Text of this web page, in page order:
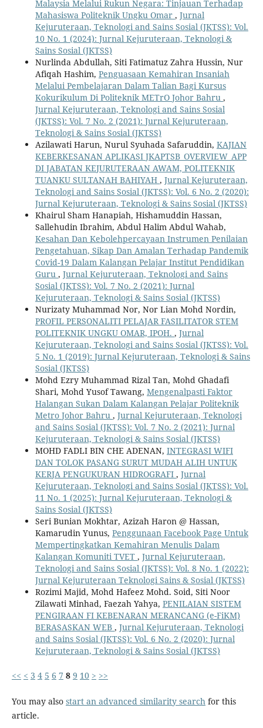
Malaysia Melalui Rukun Negara: Tinjauan Terhadap
Mahasiswa Politeknik Ungku Omar , Jurnal
Kejuruteraan, Teknologi and Sains Sosial (JKTSS): Vol.
10 No. 1 (2024): Jurnal Kejuruteraan, Teknologi &
Sains Sosial (JKTSS)
Nurlinda Abdullah, Siti Fatimatuz Zahra Hussin, Nur
Afiqah Hashim, Penguasaan Kemahiran Insaniah
Melalui Pembelajaran Dalam Talian Bagi Kursus
Kokurikulum Di Politeknik METrO Johor Bahru ,
Jurnal Kejuruteraan, Teknologi and Sains Sosial
(JKTSS): Vol. 7 No. 2 (2021): Jurnal Kejuruteraan,
Teknologi & Sains Sosial (JKTSS)
Azilawati Harun, Nurul Syuhada Safaruddin, KAJIAN
KEBERKESANAN APLIKASI JKAPTSB_OVERVIEW_APP
DI JABATAN KEJURUTERAAN AWAM, POLITEKNIK
TUANKU SULTANAH BAHIYAH , Jurnal Kejuruteraan,
Teknologi and Sains Sosial (JKTSS): Vol. 6 No. 2 (2020):
Jurnal Kejuruteraan, Teknologi & Sains Sosial (JKTSS)
Khairul Sham Hanapiah, Hishamuddin Hassan,
Sallehudin Ibrahim, Abdul Halim Abdul Wahab,
Kesahan Dan Kebolehpercayaan Instrumen Penilaian
Pengetahuan, Sikap Dan Amalan Terhadap Pandemik
Covid-19 Dalam Kalangan Pelajar Institut Pendidikan
Guru , Jurnal Kejuruteraan, Teknologi and Sains
Sosial (JKTSS): Vol. 7 No. 2 (2021): Jurnal
Kejuruteraan, Teknologi & Sains Sosial (JKTSS)
Nurizaty Muhammad Nor, Nor Lian Mohd Nordin,
PROFIL PERSONALITI PELAJAR FASILITATOR STEM
POLITEKNIK UNGKU OMAR, IPOH. , Jurnal
Kejuruteraan, Teknologi and Sains Sosial (JKTSS): Vol.
5 No. 1 (2019): Jurnal Kejuruteraan, Teknologi & Sains
Sosial (JKTSS)
Mohd Ezry Muhammad Rizal Tan, Mohd Ghadafi
Shari, Mohd Yusof Tawang, Mengenalpasti Faktor
Halangan Sukan Dalam Kalangan Pelajar Politeknik
Metro Johor Bahru , Jurnal Kejuruteraan, Teknologi
and Sains Sosial (JKTSS): Vol. 7 No. 2 (2021): Jurnal
Kejuruteraan, Teknologi & Sains Sosial (JKTSS)
MOHD FADLI BIN CHE ADENAN, INTEGRASI WIFI
DAN TOLOK PASANG SURUT MUDAH ALIH UNTUK
KERJA PENGUKURAN HIDROGRAFI , Jurnal
Kejuruteraan, Teknologi and Sains Sosial (JKTSS): Vol.
11 No. 1 (2025): Jurnal Kejuruteraan, Teknologi &
Sains Sosial (JKTSS)
Seri Bunian Mokhtar, Azizah Haron @ Hassan,
Kamarudin Yunus, Penggunaan Facebook Page Untuk
Mempertingkatkan Kemahiran Menulis Dalam
Kalangan Komuniti TVET , Jurnal Kejuruteraan,
Teknologi and Sains Sosial (JKTSS): Vol. 8 No. 1 (2022):
Jurnal Kejuruteraan Teknologi Sains & Sosial (JKTSS)
Rozimi Majid, Mohd Hafeez Mohd. Soid, Siti Noor
Zilawati Minhad, Faezah Yahya, PENILAIAN SISTEM
PENGIRAAN FI KEBENARAN MERANCANG (e-FiKM)
BERASASKAN WEB , Jurnal Kejuruteraan, Teknologi
and Sains Sosial (JKTSS): Vol. 6 No. 2 (2020): Jurnal
Kejuruteraan, Teknologi & Sains Sosial (JKTSS)
<< < 3 4 5 6 7 8 9 10 > >>
You may also start an advanced similarity searchfor this
article.